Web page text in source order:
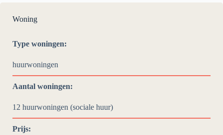
Woning
Type woningen:
huurwoningen
Aantal woningen:
12 huurwoningen (sociale huur)
Prijs: